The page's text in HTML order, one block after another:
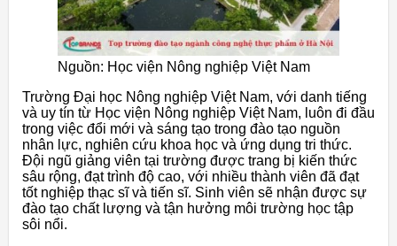
Nguồn: Học viện Nông nghiệp Việt Nam
Trường Đại học Nông nghiệp Việt Nam, với danh tiếng
và uy tín từ Học viện Nông nghiệp Việt Nam, luôn đi đầu
trong việc đổi mới và sáng tạo trong đào tạo nguồn
nhân lực, nghiên cứu khoa học và ứng dụng tri thức.
Đội ngũ giảng viên tại trường được trang bị kiến thức
sâu rộng, đạt trình độ cao, với nhiều thành viên đã đạt
tốt nghiệp thạc sĩ và tiến sĩ. Sinh viên sẽ nhận được sự
đào tạo chất lượng và tận hưởng môi trường học tập
sôi nổi.